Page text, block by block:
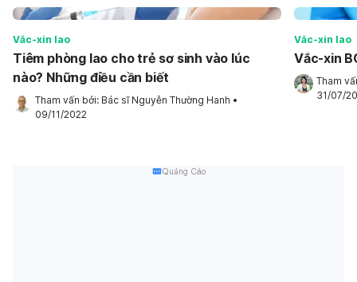
Vắc-xin lao
Tiêm phòng lao cho trẻ sơ sinh vào lúc
nào? Những điều cần biết
Tham vấn bởi: Bác sĩ Nguyễn Thường Hanh •
09/11/2022
Vắc-xin lao
Vắc-xin
Tham
31/07/
Quảng Cáo